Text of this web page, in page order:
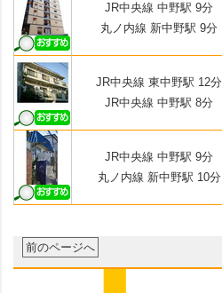
JR中央線 中野駅 9分
丸ノ内線 新中野駅 9分
JR中央線 東中野駅 12分
JR中央線 中野駅 8分
JR中央線 中野駅 9分
丸ノ内線 新中野駅 10分
前のページへ